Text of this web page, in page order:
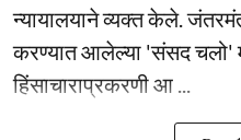
न्यायालयाने व्यक्त केले.
करण्यात आलेल्या 'संसद चलो'
हिंसाचाराप्रकरणी आ ...